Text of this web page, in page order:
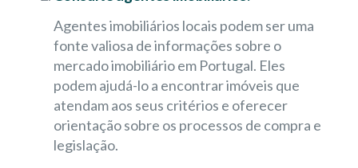
Agentes imobiliários locais podem ser uma
fonte valiosa de informações sobre o
mercado imobiliário em Portugal. Eles
podem ajudá-lo a encontrar imóveis que
atendam aos seus critérios e oferecer
orientação sobre os processos de compra e
legislação.